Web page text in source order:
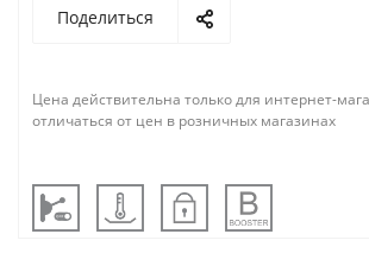
Поделиться
Цена действительна только для интернет-
отличаться от цен в розничных магазинах